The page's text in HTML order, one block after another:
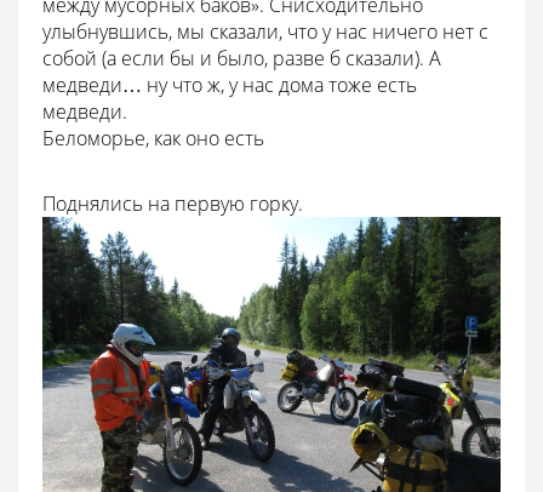
улыбнувшись, мы сказали, что у нас ничего нет с
собой (а если бы и было, разве б сказали). А
медведи… ну что ж, у нас дома тоже есть
медведи.
Беломорье, как оно есть
Поднялись на первую горку.